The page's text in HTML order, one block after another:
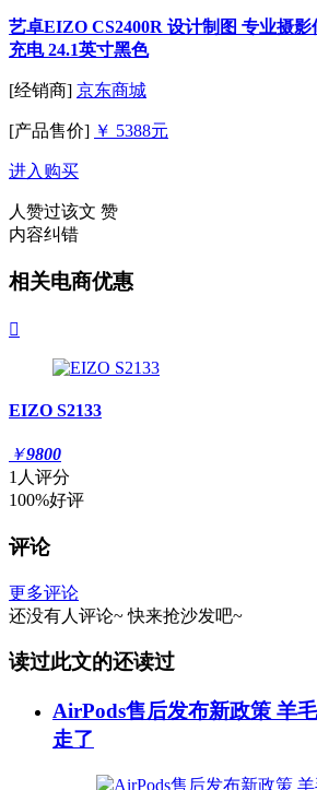
艺卓EIZO CS2400R 设计制图 专业摄
充电 24.1英寸黑色
[经销商] 京东商城
[产品售价] ￥ 5388元
进入购买
人赞过该文 赞
内容纠错
相关电商优惠

EIZO S2133
￥9800
1人评分
100%好评
评论
更多评论
还没有人评论~ 快来抢沙发吧~
读过此文的还读过
AirPods售后发布新政策 羊
走了